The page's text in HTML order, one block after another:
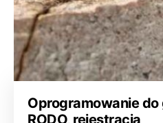
Oprogramowanie do
RODO, rejestracja